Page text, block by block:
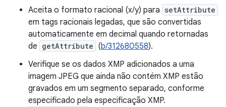
Aceita o formato racional (x/y) para setAttribute
em tags racionais legadas, que são convertidas
automaticamente em decimal quando retornadas
de getAttribute (b/312680558).
Verifique se os dados XMP adicionados a uma
imagem JPEG que ainda não contém XMP estão
gravados em um segmento separado, conforme
especificado pela especificação XMP.